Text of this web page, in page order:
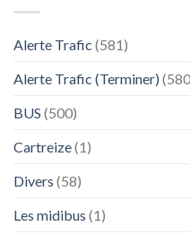
Alerte Trafic (581)
Alerte Trafic (Terminer)
BUS (500)
Cartreize(1)
Divers (58)
Les midibus (1)